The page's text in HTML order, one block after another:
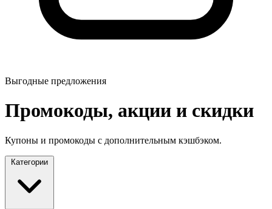
Выгодные предложения
Промокоды, акции и скидки
Купоны и промокоды с дополнительным кэшбэком.
Категории